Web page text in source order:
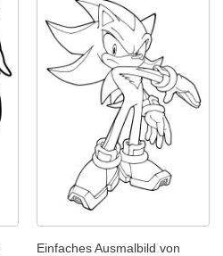
Einfaches Ausmalbild von